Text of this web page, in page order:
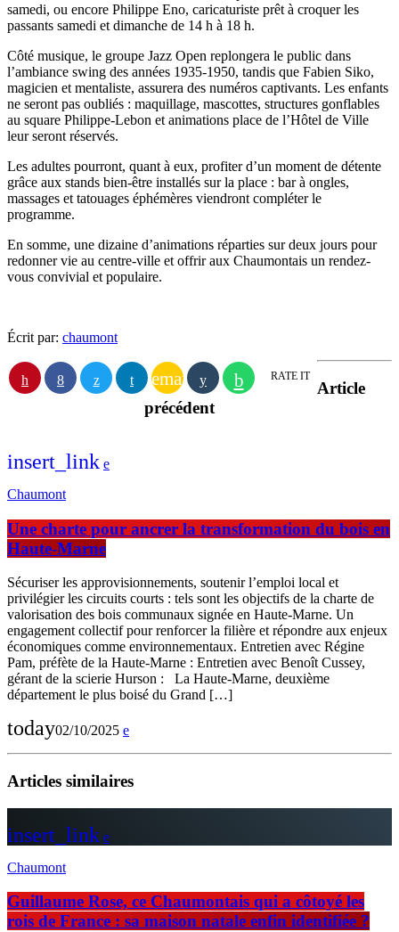
samedi, ou encore Philippe Eno, caricaturiste prêt à croquer les
passants samedi et dimanche de 14 h à 18 h.
Côté musique, le groupe Jazz Open replongera le public dans
l’ambiance swing des années 1935-1950, tandis que Fabien Siko,
magicien et mentaliste, assurera des numéros captivants. Les enfants
ne seront pas oubliés : maquillage, mascottes, structures gonflables
au square Philippe-Lebon et animations place de l’Hôtel de Ville
leur seront réservés.
Les adultes pourront, quant à eux, profiter d’un moment de détente
grâce aux stands bien-être installés sur la place : bar à ongles,
massages et tatouages éphémères viendront compléter le
programme.
En somme, une dizaine d’animations réparties sur deux jours pour
redonner vie au centre-ville et offrir aux Chaumontais un rendez-
vous convivial et populaire.
Écrit par: chaumont
email RATE IT
Article
précédent
insert_link
Chaumont
Une charte pour ancrer la transformation du bois en
Haute-Marne
Sécuriser les approvisionnements, soutenir l’emploi local et
privilégier les circuits courts : tels sont les objectifs de la charte de
valorisation des bois communaux signée en Haute-Marne. Un
engagement collectif pour renforcer la filière et répondre aux enjeux
économiques comme environnementaux. Entretien avec Régine
Pam, préfète de la Haute-Marne : Entretien avec Benoît Cussey,
gérant de la scierie Hurson : La Haute-Marne, deuxième
département le plus boisé du Grand […]
today02/10/2025
Articles similaires
insert_link
Chaumont
Guillaume Rose, ce Chaumontais qui a côtoyé les
rois de France : sa maison natale enfin identifiée ?